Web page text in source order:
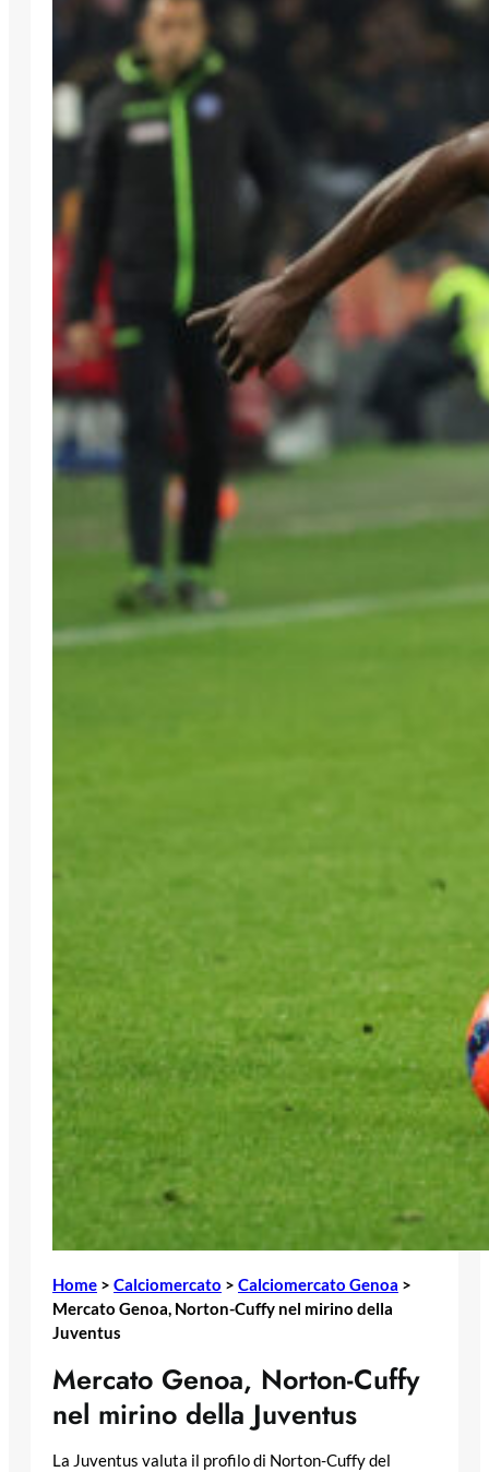
Home > Calciomercato > Calciomercato Genoa >
Mercato Genoa, Norton-Cuffy nel mirino della
Juventus
Mercato Genoa, Norton-Cuffy
nel mirino della Juventus
La Juventus valuta il profilo di Norton-Cuffy del